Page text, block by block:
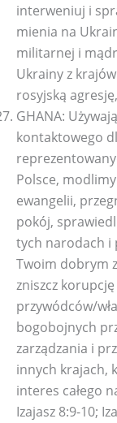
interweniuj i
mienia na
militarnej i
Ukrainy z
rosyjską
GHANA:
kontaktowego
Polsce, modlimy
ewangelii,
pokój,
tych narodach i
Twoim dobrym
zniszcz
przywódców/
bogobojnych
zarządzania i
innych krajach,
interes całego
Izajasz 8:9-10;